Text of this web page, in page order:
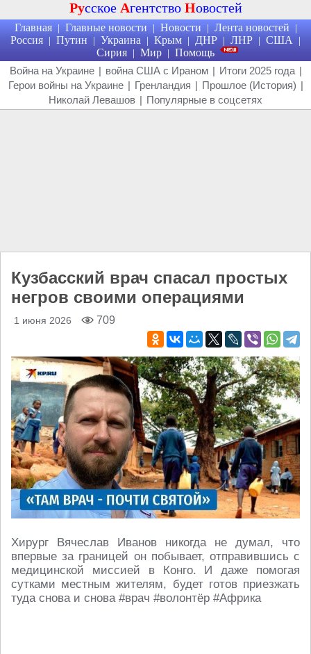
Русское Агентство Новостей
Главная | Главные новости | Новости | Лента новостей |
Россия | Путин | Украина | Крым | ДНР | ЛНР | США |
Сирия | Мир | Помощь
Война на Украине | война США с Ираном | Итоги 2025 года |
Герои войны на Украине | Гренландия | Прошлое (История) |
Николай Левашов | Популярные в соцсетях
Кузбасский врач спасал простых
негров своими операциями
1 июня 2026 709
Хирург Вячеслав Иванов никогда не думал, что
впервые за границей он побывает, отправившись с
медицинской миссией в Конго. И даже помогая
сутками местным жителям, будет готов приезжать
туда снова и снова #врач #волонтёр #Африка